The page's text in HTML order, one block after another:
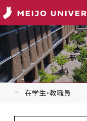
在学生・教職員